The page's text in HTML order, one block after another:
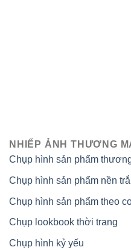
NHIẾP ẢNH THƯƠNG
Chụp hình sản phẩm
Chụp hình sản phẩm nền
Chụp hình sản phẩm theo
Chụp lookbook thời trang
Chụp hình kỷ yếu